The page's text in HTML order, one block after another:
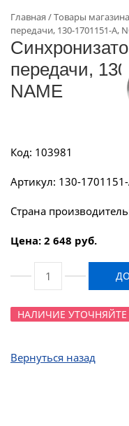
Главная Товары магазина
передачи, 130-1701151-А,
передачи,
NAME
Код: 103981
Артикул: 130-
Страна
Цена: 2 648 руб.
НАЛИЧИЕ УТОЧНЯЙТЕ
Вернуться назад